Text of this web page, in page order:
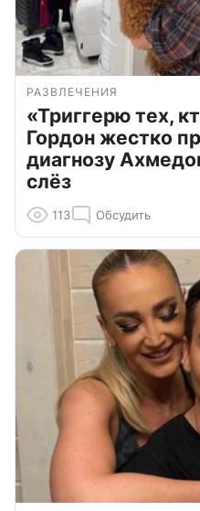
РАЗВЛЕЧЕНИЯ
«Триггерю тех,
Гордон жестко
диагнозу
слёз
113 Обсудить